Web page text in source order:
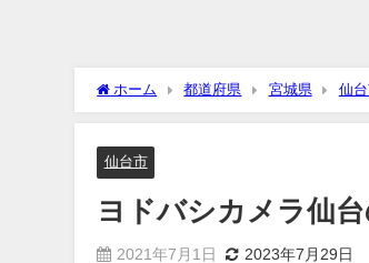
ホーム 都道府県 宮城県 仙
仙台市
ヨドバシカメラ仙
2021年7月1日 2023年7月29日